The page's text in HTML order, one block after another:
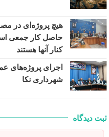
هیچ پروژه‌ای در
حاصل کار جمعی
کنار آنها هستند
شهرداری نکا
ثبت دیدگاه